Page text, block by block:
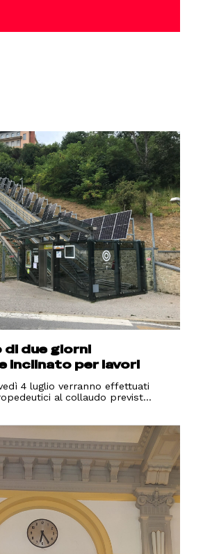
di due giorni
inclinato per lavori
4 luglio verranno effettuati
al collaudo previst...